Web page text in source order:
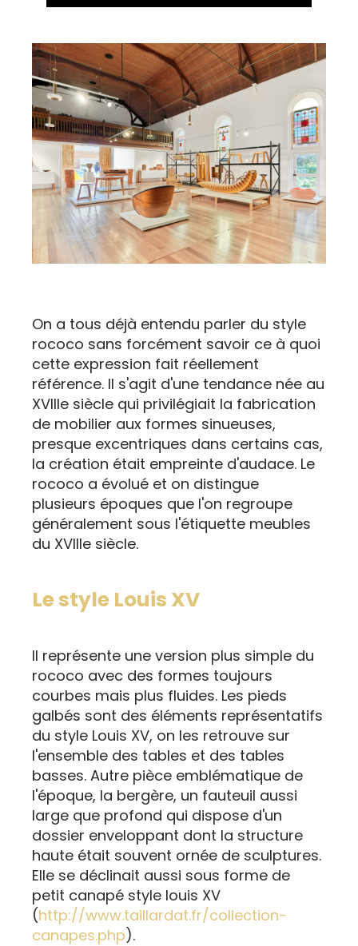
On a tous déjà entendu parler du style
rococo sans forcément savoir ce à quoi
cette expression fait réellement
référence. Il s'agit d'une tendance née au
XVIIIe siècle qui privilégiait la fabrication
de mobilier aux formes sinueuses,
presque excentriques dans certains cas,
la création était empreinte d'audace. Le
rococo a évolué et on distingue
plusieurs époques que l'on regroupe
généralement sous l'étiquette meubles
du XVIIIe siècle.
Le style Louis XV
Il représente une version plus simple du
rococo avec des formes toujours
courbes mais plus fluides. Les pieds
galbés sont des éléments représentatifs
du style Louis XV, on les retrouve sur
l'ensemble des tables et des tables
basses. Autre pièce emblématique de
l'époque, la bergère, un fauteuil aussi
large que profond qui dispose d'un
dossier enveloppant dont la structure
haute était souvent ornée de sculptures.
Elle se déclinait aussi sous forme de
petit canapé style louis XV
(http://www.taillardat.fr/collection-
canapes.php).